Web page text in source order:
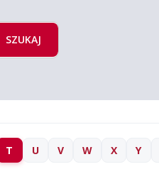
SZUKAJ
T U V W X Y